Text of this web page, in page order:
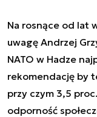
Na rosnące od lat
uwagę Andrzej
NATO w Hadze
rekomendację by
przy czym 3,5
odporność